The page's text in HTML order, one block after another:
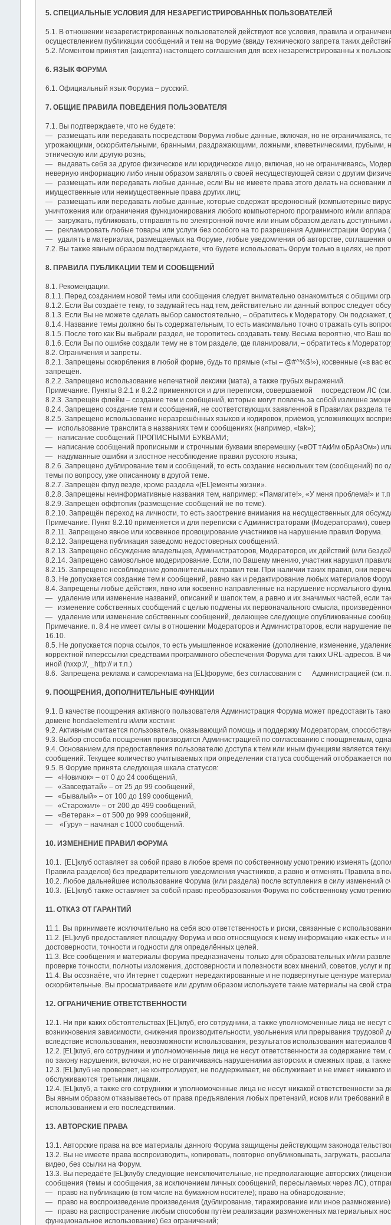
5. СПЕЦИАЛЬНЫЕ УСЛОВИЯ ДЛЯ НЕЗАРЕГИСТРИРОВАННЫХ ПОЛЬЗОВАТЕЛЕЙ
5.1. В отношении незарегистрированных пользователей действуют все условия, правила и
осуществлением публикации сообщений и тем на Форуме (ввиду технического запрета таких
5.2. Моментом принятия (акцепта) настоящего соглашения для всех незарегистрированны х
6. ЯЗЫК ФОРУМА
6.1. Официальный язык Форума – русский.
7. ОБЩИЕ ПРАВИЛА ПОВЕДЕНИЯ ПОЛЬЗОВАТЕЛЯ
7.1. Вы подтверждаете, что не будете:
― размещать или передавать посредством Форума любые данные, включая, но не ограничиваясь,
угрожающими, оскорбительными, бранными, раздражающими, ложными, клеветническими,
этническую или другую рознь;
― выдавать себя за другое физическое или юридическое лицо, включая, но не ограничиваясь,
неверную информацию либо иным образом заявлять о своей несуществующей связи с другим
― размещать или передавать любые данные, если Вы не имеете права этого делать на основании
имущественные или неимущественные права других лиц;
― размещать или передавать любые данные, которые содержат вредоносный (компьютерные
уничтожения или ограничения функционирования любого компьютерного программного и/или
― загружать, публиковать, отправлять по электронной почте или иным образом делать
― рекламировать любые товары или услуги без особого на то разрешения Администрации Форума
― удалять в материалах, размещаемых на Форуме, любые уведомления об авторстве, соглашения
7.2. Вы также явным образом подтверждаете, что будете использовать Форум только в целях, не
8. ПРАВИЛА ПУБЛИКАЦИИ ТЕМ И СООБЩЕНИЙ
8.1. Рекомендации.
8.1.1. Перед созданием новой темы или сообщения следует внимательно ознакомиться с общими
8.1.2. Если Вы создаёте тему, то задумайтесь над тем, действительно ли данный вопрос следует
8.1.3. Если Вы не можете сделать выбор самостоятельно, – обратитесь к Модератору. Он подскажет,
8.1.4. Название темы должно быть содержательным, то есть максимально точно отражать суть
8.1.5. После того как Вы выбрали раздел, не торопитесь создавать тему. Весьма вероятно, что Ваш
8.1.6. Если Вы по ошибке создали тему не в том разделе, где планировали, – обратитесь к
8.2. Ограничения и запреты.
8.2.1. Запрещены оскорбления в любой форме, будь то прямые («ты – @#^%$!»), косвенные («в вас
запрещён.
8.2.2. Запрещено использование непечатной лексики (мата), а также грубых выражений.
Примечание. Пункты 8.2.1 и 8.2.2 применяются и для переписки, совершаемой посредством ЛС (см.
8.2.3. Запрещён флейм – создание тем и сообщений, которые могут повлечь за собой излишне
8.2.4. Запрещено создание тем и сообщений, не соответствующих заявленной в Правилах раздела
8.2.5. Запрещено использование неразрешённых языков и кодировок, приёмов, усложняющих
― использование транслита в названиях тем и сообщениях (например, «tak»);
― написание сообщений ПРОПИСНЫМИ БУКВАМИ;
― написание сообщений прописными и строчными буквами вперемешку («вОТ тАкИм оБрАзОм»)
― надуманные ошибки и злостное несоблюдение правил русского языка;
8.2.6. Запрещено дублирование тем и сообщений, то есть создание нескольких тем (сообщений) по
темы по вопросу, уже описанному в другой теме.
8.2.7. Запрещён флуд везде, кроме раздела «[EL]ементы жизни».
8.2.8. Запрещены неинформативные названия тем, например: «Памагите!», «У меня проблема!» и т.п.
8.2.9. Запрещён оффтопик (размещение сообщений не по теме).
8.2.10. Запрещён переход на личности, то есть заострение внимания на несущественных для
Примечание. Пункт 8.2.10 применяется и для переписки с Администраторами (Модераторами),
8.2.11. Запрещено явное или косвенное провоцирование участников на нарушение правил Форума.
8.2.12. Запрещена публикация заведомо недостоверных сообщений.
8.2.13. Запрещено обсуждение владельцев, Администраторов, Модераторов, их действий (или
8.2.14. Запрещено самовольное модерирование. Если, по Вашему мнению, участник нарушил
8.2.15. Запрещено несоблюдение дополнительных правил тем. При наличии таких правил, они
8.3. Не допускается создание тем и сообщений, равно как и редактирование любых материалов
8.4. Запрещены любые действия, явно или косвенно направленные на нарушение нормального
― удаление или изменение названий, описаний и шапок тем, а равно и их значимых частей, если
― изменение собственных сообщений с целью подмены их первоначального смысла,
― удаление или изменение собственных сообщений, делающее следующие опубликованные
Примечание. п. 8.4 не имеет силы в отношении Модераторов и Администраторов, если нарушение
16.10.
8.5. Не допускается порча ссылок, то есть умышленное искажение (дополнение, изменение,
корректной гиперссылки средствами программного обеспечения Форума для таких URL-адресов.
иной (hxxp://, _http:// и т.п.)
8.6. Запрещена реклама и самореклама на [EL]форуме, без согласования с Администрацией (см. п.
9. ПООЩРЕНИЯ, ДОПОЛНИТЕЛЬНЫЕ ФУНКЦИИ
9.1. В качестве поощрения активного пользователя Администрация Форума может предоставить
домене hondaelement.ru и/или хостинг.
9.2. Активным считается пользователь, оказывающий помощь и поддержку Модераторам,
9.3. Выбор способа поощрения производится Администрацией по согласованию с поощряемым,
9.4. Основанием для предоставления пользователю доступа к тем или иным функциям является
сообщений. Текущее количество учитываемых при определении статуса сообщений отображается
9.5. В Форуме принята следующая шкала статусов:
― «Новичок» – от 0 до 24 сообщений,
― «Завсегдатай» – от 25 до 99 сообщений,
― «Бывалый» – от 100 до 199 сообщений,
― «Старожил» – от 200 до 499 сообщений,
― «Ветеран» – от 500 до 999 сообщений,
― «Гуру» – начиная с 1000 сообщений.
10. ИЗМЕНЕНИЕ ПРАВИЛ ФОРУМА
10.1. [EL]клуб оставляет за собой право в любое время по собственному усмотрению изменять
Правила разделов) без предварительного уведомления участников, а равно и отменять Правила в
10.2. Любое дальнейшее использование Форума (или раздела) после вступления в силу изменений
10.3. [EL]клуб также оставляет за собой право преобразования Форума по собственному
11. ОТКАЗ ОТ ГАРАНТИЙ
11.1. Вы принимаете исключительно на себя всю ответственность и риски, связанные с
11.2. [EL]клуб предоставляет площадку Форума и всю относящуюся к нему информацию «как есть»
достоверности, точности и годности для определённых целей.
11.3. Все сообщения и материалы форума предназначены только для образовательных и/или
проверке точности, полноты изложения, достоверности и полезности всех мнений, советов,
11.4. Вы осознаёте, что Интернет содержит нередактированные и не подвергнутые цензуре
оскорбительные. Вы просматриваете или другим образом используете такие материалы на свой
12. ОГРАНИЧЕНИЕ ОТВЕТСТВЕННОСТИ
12.1. Ни при каких обстоятельствах [EL]клуб, его сотрудники, а также уполномоченные лица не
возникновения зависимости, снижения производительности, увольнения или прерывания трудовой
вследствие использования, невозможности использования, результатов использования
12.2. [EL]клуб, его сотрудники и уполномоченные лица не несут ответственности за содержание
по закону нарушения, включая, но не ограничиваясь нарушениями авторских и смежных прав, а
12.3. [EL]клуб не проверяет, не контролирует, не поддерживает, не обслуживает и не имеет
обслуживаются третьими лицами.
12.4. [EL]клуб, а также его сотрудники и уполномоченные лица не несут никакой ответственности
Вы явным образом отказываетесь от права предъявления любых претензий, исков или требований
использованием и его последствиями.
13. АВТОРСКИЕ ПРАВА
13.1. Авторские права на все материалы данного Форума защищены действующим
13.2. Вы не имеете права воспроизводить, копировать, повторно опубликовывать, загружать,
видео, без ссылки на Форум.
13.3. Вы передаёте [EL]клубу следующие неисключительные, не предполагающие авторских
сообщения (темы и сообщения, за исключением личных сообщений, пересылаемых через ЛС),
― право на публикацию (в том числе на бумажном носителе); право на обнародование;
― право на воспроизведение произведения (дублирование, тиражирование или иное размножение)
― право на распространение любым способом путём реализации размноженных материальных
функциональное использование) без ограничений;